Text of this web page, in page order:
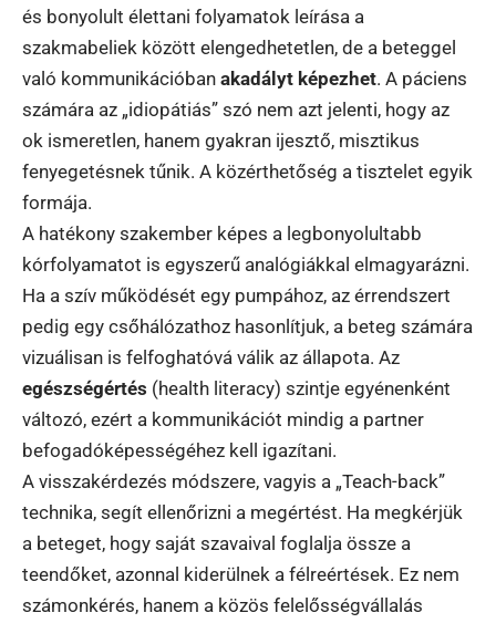
és bonyolult élettani folyamatok leírása a
szakmabeliek között elengedhetetlen, de a beteggel
való kommunikációban akadályt képezhet. A páciens
számára az „idiopátiás” szó nem azt jelenti, hogy az
ok ismeretlen, hanem gyakran ijesztő, misztikus
fenyegetésnek tűnik. A közérthetőség a tisztelet egyik
formája.
A hatékony szakember képes a legbonyolultabb
kórfolyamatot is egyszerű analógiákkal elmagyarázni.
Ha a szív működését egy pumpához, az érrendszert
pedig egy csőhálózathoz hasonlítjuk, a beteg számára
vizuálisan is felfoghatóvá válik az állapota. Az
egészségértés (health literacy) szintje egyénenként
változó, ezért a kommunikációt mindig a partner
befogadóképességéhez kell igazítani.
A visszakérdezés módszere, vagyis a „Teach-back”
technika, segít ellenőrizni a megértést. Ha megkérjük
a beteget, hogy saját szavaival foglalja össze a
teendőket, azonnal kiderülnek a félreértések. Ez nem
számonkérés, hanem a közös felelősségvállalás